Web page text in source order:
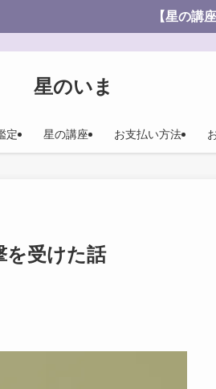
【星の講座】どこよりも
星のいま
定 星の講座 お支払い方法
を受けた話